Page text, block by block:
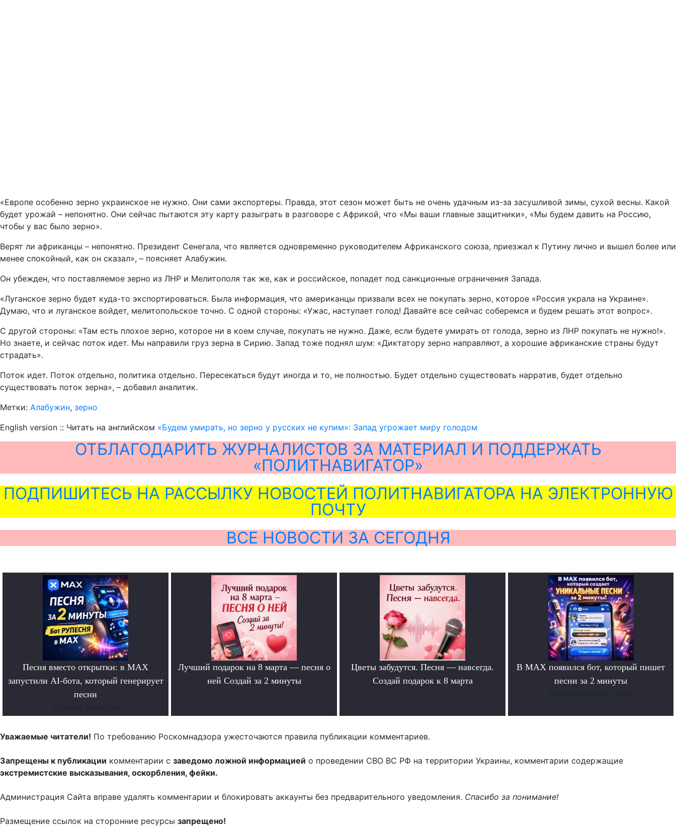
«Европе особенно зерно украинское не нужно. Они сами экспортеры. Правда, этот сезон может быть не очень удачным из-за засушливой зимы, сухой весны. Какой
будет урожай – непонятно. Они сейчас пытаются эту карту разыграть в разговоре с Африкой, что «Мы ваши главные защитники», «Мы будем давить на Россию,
чтобы у вас было зерно».
Верят ли африканцы – непонятно. Президент Сенегала, что является одновременно руководителем Африканского союза, приезжал к Путину лично и вышел более или
менее спокойный, как он сказал», – поясняет Алабужин.
Он убежден, что поставляемое зерно из ЛНР и Мелитополя так же, как и российское, попадет под санкционные ограничения Запада.
«Луганское зерно будет куда-то экспортироваться. Была информация, что американцы призвали всех не покупать зерно, которое «Россия украла на Украине».
Думаю, что и луганское войдет, мелитопольское точно. С одной стороны: «Ужас, наступает голод! Давайте все сейчас соберемся и будем решать этот вопрос».
С другой стороны: «Там есть плохое зерно, которое ни в коем случае, покупать не нужно. Даже, если будете умирать от голода, зерно из ЛНР покупать не нужно!».
Но знаете, и сейчас поток идет. Мы направили груз зерна в Сирию. Запад тоже поднял шум: «Диктатору зерно направляют, а хорошие африканские страны будут
страдать».
Поток идет. Поток отдельно, политика отдельно. Пересекаться будут иногда и то, не полностью. Будет отдельно существовать нарратив, будет отдельно
существовать поток зерна», – добавил аналитик.
Метки: Алабужин, зерно
English version :: Читать на английском «Будем умирать, но зерно у русских не купим»: Запад угрожает миру голодом
ОТБЛАГОДАРИТЬ ЖУРНАЛИСТОВ ЗА МАТЕРИАЛ И ПОДДЕРЖАТЬ
«ПОЛИТНАВИГАТОР»
ПОДПИШИТЕСЬ НА РАССЫЛКУ НОВОСТЕЙ ПОЛИТНАВИГАТОРА НА ЭЛЕКТРОННУЮ
ПОЧТУ
ВСЕ НОВОСТИ ЗА СЕГОДНЯ
Песня вместо открытки: в MAX
запустили AI-бота, который генерирует
песни
Лучший подарок на 8 марта — песня о
ней Создай за 2 минуты
Цветы забудутся. Песня — навсегда.
Создай подарок к 8 марта
В MAX появился бот, который пишет
песни за 2 минуты
Уважаемые читатели! По требованию Роскомнадзора ужесточаются правила публикации комментариев.
Запрещены к публикации комментарии с заведомо ложной информацией о проведении СВО ВС РФ на территории Украины, комментарии содержащие
экстремистские высказывания, оскорбления, фейки.
Администрация Сайта вправе удалять комментарии и блокировать аккаунты без предварительного уведомления. Спасибо за понимание!
Размещение ссылок на сторонние ресурсы запрещено!